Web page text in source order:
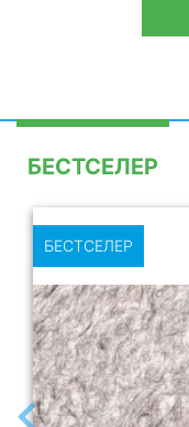
БЕСТСЕЛЕР
БЕСТСЕЛЕР